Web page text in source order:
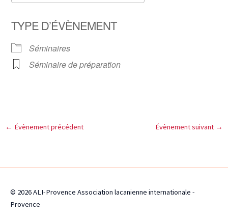
TYPE D’ÉVÈNEMENT
Séminaires
Séminaire de préparation
← Évènement précédent Évènement suivant →
© 2026 ALI-Provence Association lacanienne internationale -
Provence